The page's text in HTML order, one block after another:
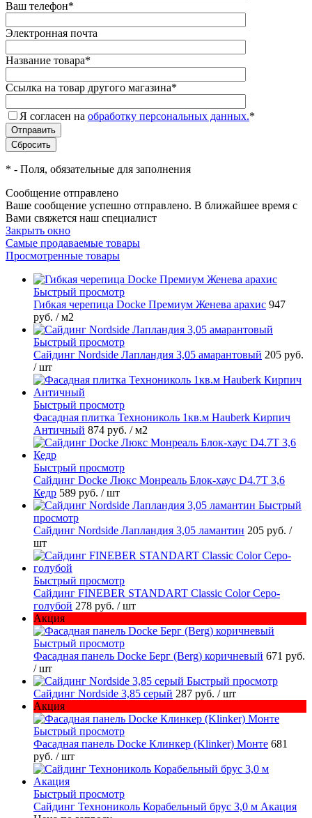
Ваш телефон*
Электронная почта
Название товара*
Ссылка на товар другого магазина*
Я согласен на обработку персональных данных.*
* - Поля, обязательные для заполнения
Сообщение отправлено
Ваше сообщение успешно отправлено. В ближайшее время с
Вами свяжется наш специалист
Закрыть окно
Самые продаваемые товары
Просмотренные товары
Быстрый просмотр
Гибкая черепица Docke Премиум Женева арахис 947
руб. / м2
Быстрый просмотр
Сайдинг Nordside Лапландия 3,05 амарантовый 205 руб.
/ шт
Быстрый просмотр
Фасадная плитка Технониколь 1кв.м Hauberk Кирпич
Античный 874 руб. / м2
Быстрый просмотр
Сайдинг Docke Люкс Монреаль Блок-хаус D4.7T 3,6
Кедр 589 руб. / шт
Быстрый
просмотр
Сайдинг Nordside Лапландия 3,05 ламантин 205 руб. /
шт
Быстрый просмотр
Cайдинг FINEBER STANDART Classic Color Серо-
голубой 278 руб. / шт
Акция
Быстрый просмотр
Фасадная панель Docke Берг (Berg) коричневый 671 руб.
/ шт
Быстрый просмотр
Сайдинг Nordside 3,85 серый 287 руб. / шт
Акция
Быстрый просмотр
Фасадная панель Docke Клинкер (Klinker) Монте 681
руб. / шт
Быстрый просмотр
Сайдинг Технониколь Корабельный брус 3,0 м Акация